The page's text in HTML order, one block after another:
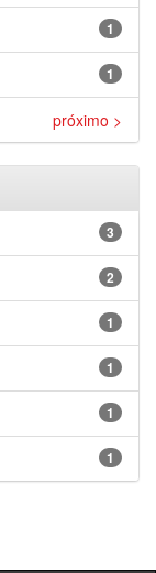
1
1
próximo >
3
2
1
1
1
1